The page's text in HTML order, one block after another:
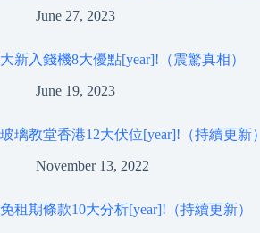
June 27, 2023
大新入錢機8大優點[year]!（震驚真相）
June 19, 2023
玻璃教堂香港12大伏位[year]!（持續更新）
November 13, 2022
免租期條款10大分析[year]!（持續更新）